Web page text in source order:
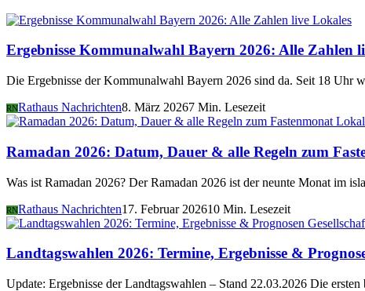
Lokales
Ergebnisse Kommunalwahl Bayern 2026: Alle Zahlen
Die Ergebnisse der Kommunalwahl Bayern 2026 sind da. Seit 18 Uhr
RNRathaus Nachrichten8. März 20267 Min. Lesezeit
Ramadan 2026: Datum, Dauer & alle Regeln zum
Was ist Ramadan 2026? Der Ramadan 2026 ist der neunte Monat im
RNRathaus Nachrichten17. Februar 202610 Min. Lesezeit
Landtagswahlen 2026: Termine, Ergebnisse &
Update: Ergebnisse der Landtagswahlen – Stand 22.03.2026 Die